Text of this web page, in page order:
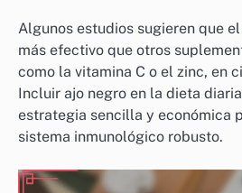
Algunos estudios sugieren que
más efectivo que otros
como la vitamina C o el zinc, en
Incluir ajo negro en la dieta
estrategia sencilla y económica
sistema inmunológico robusto.